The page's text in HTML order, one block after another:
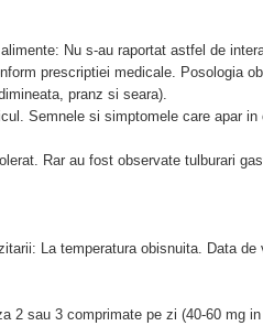
Nu s-au raportat astfel de
prescriptiei medicale. Posologia
pranz si seara).
Semnele si simptomele care apar
Rar au fost observate tulburari
La temperatura obisnuita. Data
2 sau 3 comprimate pe zi (40-60 mg